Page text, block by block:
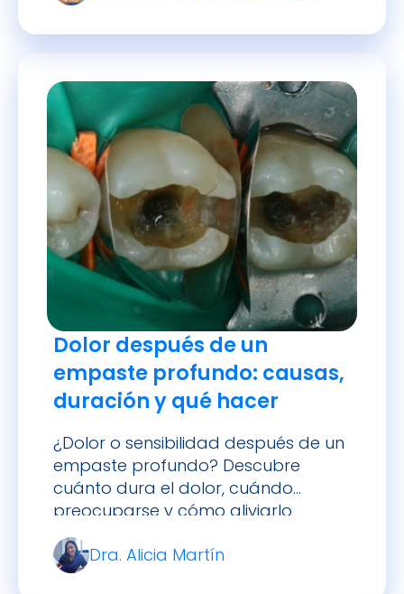
Dolor después de un
empaste profundo: causas,
duración y qué hacer
¿Dolor o sensibilidad después de un
empaste profundo? Descubre
cuánto dura el dolor, cuándo
preocuparse y cómo aliviarlo
adecuadamente.
Dra. Alicia Martín